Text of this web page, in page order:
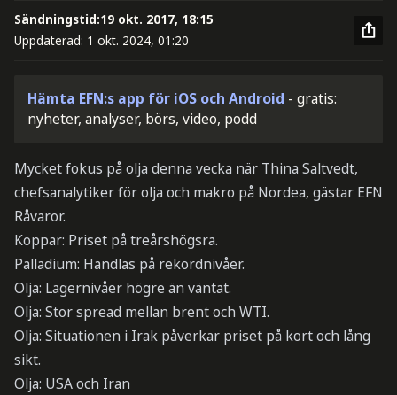
Sändningstid:19 okt. 2017, 18:15
Uppdaterad: 1 okt. 2024, 01:20
Hämta EFN:s app för iOS och Android - gratis:
nyheter, analyser, börs, video, podd
Mycket fokus på olja denna vecka när Thina Saltvedt,
chefsanalytiker för olja och makro på Nordea, gästar EFN
Råvaror.
Koppar: Priset på treårshögsra.
Palladium: Handlas på rekordnivåer.
Olja: Lagernivåer högre än väntat.
Olja: Stor spread mellan brent och WTI.
Olja: Situationen i Irak påverkar priset på kort och lång
sikt.
Olja: USA och Iran